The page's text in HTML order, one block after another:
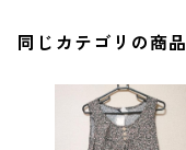
同じカテゴリの商品